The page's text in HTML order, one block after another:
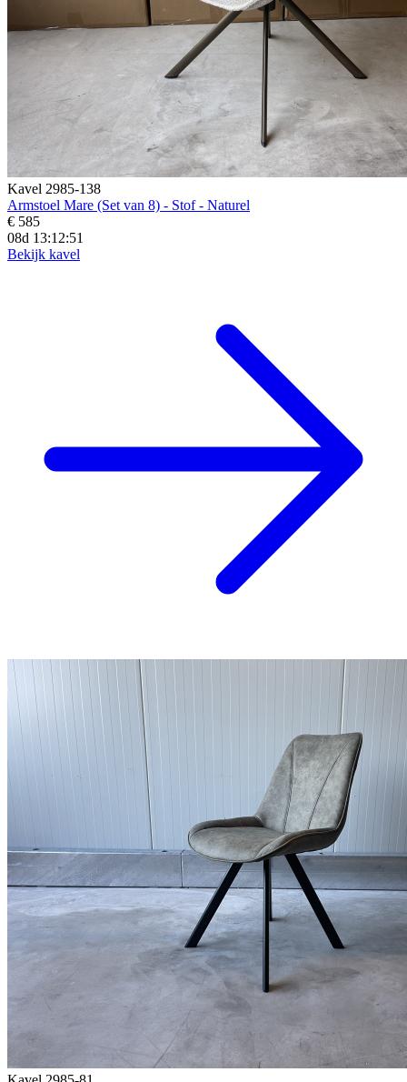
Kavel 2985-138
Armstoel Mare (Set van 8) - Stof - Naturel
€ 585
08d 13:12:49
Bekijk kavel